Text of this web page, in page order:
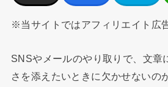
※当サイトではアフィリエイト広
SNSやメールのやり取りで、文章
さを添えたいときに欠かせないの